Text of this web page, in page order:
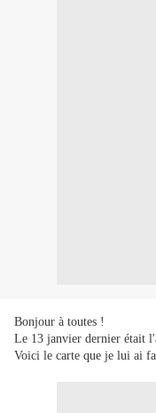
Bonjour à toutes !
Le 13 janvier dernier était
Voici le carte que je lui ai